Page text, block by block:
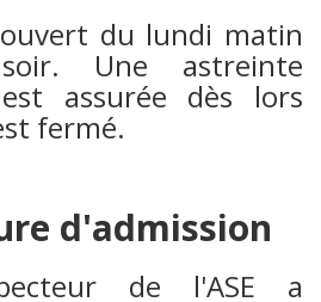
du lundi matin
Une astreinte
assurée dès lors
fermé.
d'admission
de l'ASE a